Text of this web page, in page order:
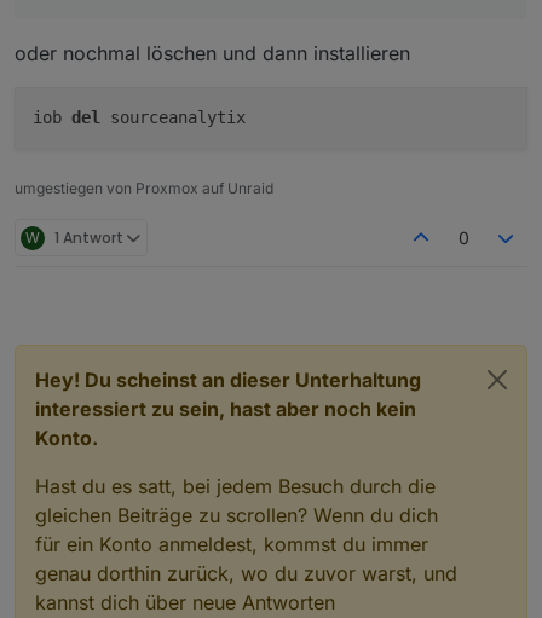
system.adapter.history
system.adapter.influxdb                :
system.adapter.luxtronik1              :
system.adapter.operating-hours         :
system.adapter.sourceanalytix          :
system.adapter.tahoma                  :
system.adapter.telegram                :
system.adapter.telegram-menu           :
system.adapter.vis-bars                :
system.adapter.vis-colorpicker         :
system.adapter.vis-google-fonts        :
system.adapter.vis-hqwidgets           :
system.adapter.vis-inventwo            :
oder nochmal löschen und dann installieren
iob del sourceanalytix
umgestiegen von Proxmox auf Unraid
W 1 Antwort 0
Hey! Du scheinst an dieser Unterhaltung
interessiert zu sein, hast aber noch kein
Konto.
Hast du es satt, bei jedem Besuch durch die
gleichen Beiträge zu scrollen? Wenn du dich
für ein Konto anmeldest, kommst du immer
genau dorthin zurück, wo du zuvor warst, und
kannst dich über neue Antworten